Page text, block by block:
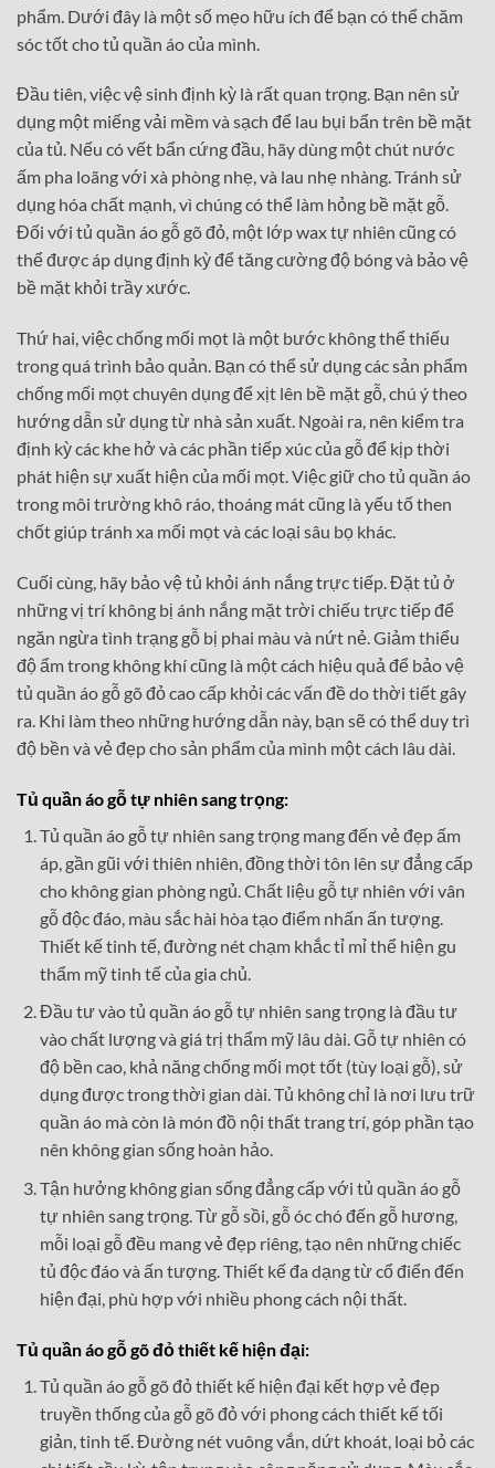
phẩm. Dưới đây là một số mẹo hữu ích để bạn có thể chăm
sóc tốt cho tủ quần áo của mình.
Đầu tiên, việc vệ sinh định kỳ là rất quan trọng. Bạn nên sử
dụng một miếng vải mềm và sạch để lau bụi bẩn trên bề mặt
của tủ. Nếu có vết bẩn cứng đầu, hãy dùng một chút nước
ấm pha loãng với xà phòng nhẹ, và lau nhẹ nhàng. Tránh sử
dụng hóa chất mạnh, vì chúng có thể làm hỏng bề mặt gỗ.
Đối với tủ quần áo gỗ gõ đỏ, một lớp wax tự nhiên cũng có
thể được áp dụng định kỳ để tăng cường độ bóng và bảo vệ
bề mặt khỏi trầy xước.
Thứ hai, việc chống mối mọt là một bước không thể thiếu
trong quá trình bảo quản. Bạn có thể sử dụng các sản phẩm
chống mối mọt chuyên dụng để xịt lên bề mặt gỗ, chú ý theo
hướng dẫn sử dụng từ nhà sản xuất. Ngoài ra, nên kiểm tra
định kỳ các khe hở và các phần tiếp xúc của gỗ để kịp thời
phát hiện sự xuất hiện của mối mọt. Việc giữ cho tủ quần áo
trong môi trường khô ráo, thoáng mát cũng là yếu tố then
chốt giúp tránh xa mối mọt và các loại sâu bọ khác.
Cuối cùng, hãy bảo vệ tủ khỏi ánh nắng trực tiếp. Đặt tủ ở
những vị trí không bị ánh nắng mặt trời chiếu trực tiếp để
ngăn ngừa tình trạng gỗ bị phai màu và nứt nẻ. Giảm thiểu
độ ẩm trong không khí cũng là một cách hiệu quả để bảo vệ
tủ quần áo gỗ gõ đỏ cao cấp khỏi các vấn đề do thời tiết gây
ra. Khi làm theo những hướng dẫn này, bạn sẽ có thể duy trì
độ bền và vẻ đẹp cho sản phẩm của mình một cách lâu dài.
Tủ quần áo gỗ tự nhiên sang trọng:
Tủ quần áo gỗ tự nhiên sang trọng mang đến vẻ đẹp ấm
áp, gần gũi với thiên nhiên, đồng thời tôn lên sự đẳng cấp
cho không gian phòng ngủ. Chất liệu gỗ tự nhiên với vân
gỗ độc đáo, màu sắc hài hòa tạo điểm nhấn ấn tượng.
Thiết kế tinh tế, đường nét chạm khắc tỉ mỉ thể hiện gu
thẩm mỹ tinh tế của gia chủ.
Đầu tư vào tủ quần áo gỗ tự nhiên sang trọng là đầu tư
vào chất lượng và giá trị thẩm mỹ lâu dài. Gỗ tự nhiên có
độ bền cao, khả năng chống mối mọt tốt (tùy loại gỗ), sử
dụng được trong thời gian dài. Tủ không chỉ là nơi lưu trữ
quần áo mà còn là món đồ nội thất trang trí, góp phần tạo
nên không gian sống hoàn hảo.
Tận hưởng không gian sống đẳng cấp với tủ quần áo gỗ
tự nhiên sang trọng. Từ gỗ sồi, gỗ óc chó đến gỗ hương,
mỗi loại gỗ đều mang vẻ đẹp riêng, tạo nên những chiếc
tủ độc đáo và ấn tượng. Thiết kế đa dạng từ cổ điển đến
hiện đại, phù hợp với nhiều phong cách nội thất.
Tủ quần áo gỗ gõ đỏ thiết kế hiện đại:
Tủ quần áo gỗ gõ đỏ thiết kế hiện đại kết hợp vẻ đẹp
truyền thống của gỗ gõ đỏ với phong cách thiết kế tối
giản, tinh tế. Đường nét vuông vắn, dứt khoát, loại bỏ các